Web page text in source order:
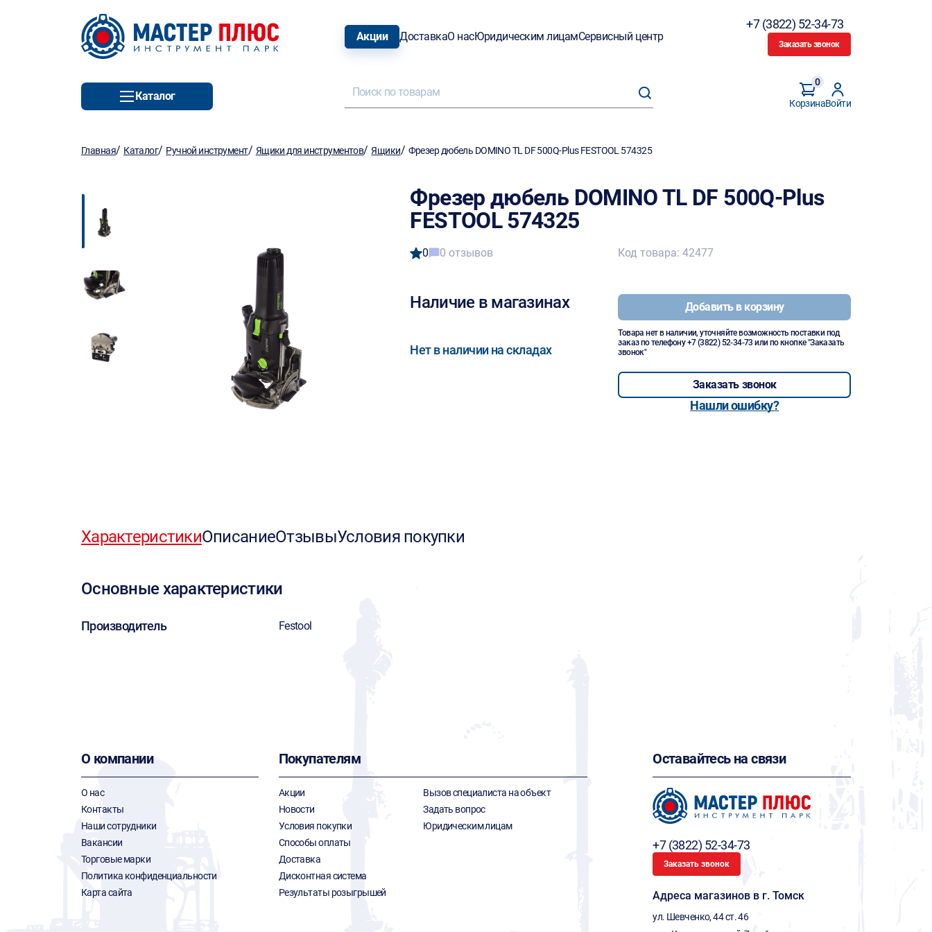
Акции ДоставкаО насЮридическим лицамСервисный центр
+7 (3822) 52-34-73
Заказать звонок
Каталог
Корзина
0
Войти
Главная/ Каталог/ Ручной инструмент/ Ящики для инструментов/Ящики/ Фрезер дюбель DOMINO TL DF 500Q-Plus FESTOOL 574325
Фрезер дюбель DOMINO TL DF 500Q-Plus
FESTOOL 574325
0 0 отзывов
Наличие в магазинах
Нет в наличии на складах
Код товара: 42477
Добавить в корзину
Товара нет в наличии, уточняйте возможность поставки под
заказ по телефону+7 (3822) 52-34-73 или по кнопке "Заказать
звонок"
Заказать звонок
Нашли ошибку?
ХарактеристикиОписаниеОтзывыУсловия покупки
Основные характеристики
Производитель Festool
О компании
О нас
Контакты
Наши сотрудники
Вакансии
Торговые марки
Политика конфиденциальности
Карта сайта
Покупателям
Акции
Новости
Условия покупки
Способы оплаты
Доставка
Дисконтная система
Результаты розыгрышей
Вызов специалиста на объект
Задать вопрос
Юридическим лицам
Оставайтесь на связи
+7 (3822) 52-34-73
Заказать звонок
Адреса магазинов в г. Томск
ул. Шевченко, 44 ст. 46